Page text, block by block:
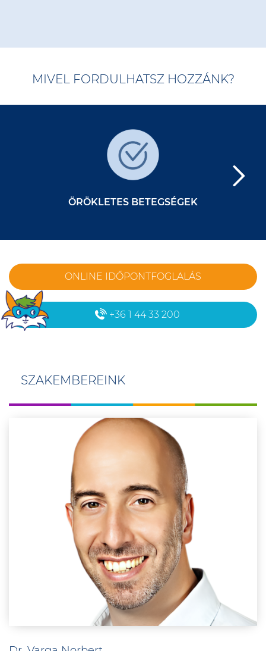
MIVEL FORDULHATSZ HOZZÁNK?
ÖRÖKLETES BETEGSÉGEK
ONLINE IDŐPONTFOGLALÁS
+36 1 44 33 200
SZAKEMBEREINK